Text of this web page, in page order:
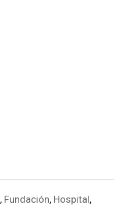
, Fundación, Hospital,